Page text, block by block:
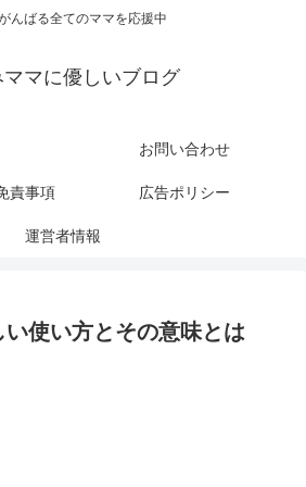
んばる全てのママを応援中
ママに優しいブログ
お問い合わせ
責事項 広告ポリシー
運営者情報
使い方とその意味とは